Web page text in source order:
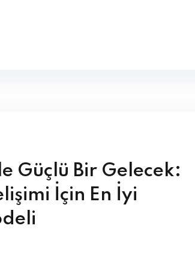
Güçlü Bir Gelecek:
İçin En İyi